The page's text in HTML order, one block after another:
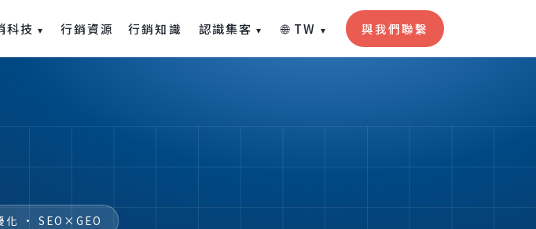
科技 ▾ 行銷資源 行銷知識 認識集客 ▾ 🌐 TW ▾ 與我們聯繫
化 · SEO×GEO